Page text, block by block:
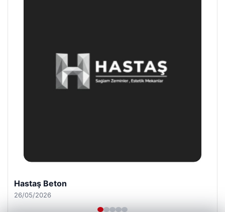
Enes Kaplan Avukatlık Bürosu
28/04/2026